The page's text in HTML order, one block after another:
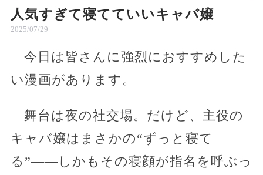
人気すぎて寝てていいキャバ嬢
2025/07/29
今日は皆さんに強烈におすすめした
い漫画があります。
舞台は夜の社交場。だけど、主役の
キャバ嬢はまさかの“ずっと寝て
る”――しかもその寝顔が指名を呼ぶっ